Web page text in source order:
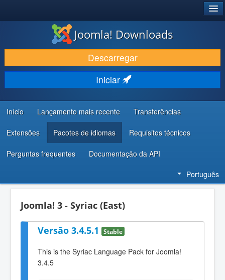
DESCARREGAR E EVOLUIR
DESCOBRIR E APRENDER
COMUNIDADE E SUPORTE
RECURSOS PARA PROGRAMADORES
Joomla! Downloads
Descarregar
Iniciar
Início Lançamento mais recente Transferências
Extensões Pacotes de idiomas Requisitos técnicos
Perguntas frequentes Documentação da API
Português
Joomla! 3 - Syriac (East)
Versão 3.4.5.1 Stable
This is the Syriac Language Pack for Joomla!
3.4.5